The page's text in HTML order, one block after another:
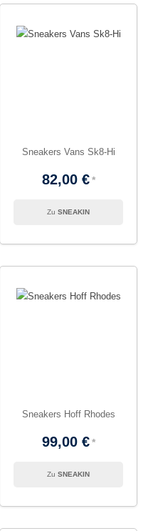
Sneakers Vans Sk8-Hi
82,00 €
SNEAKIN
Sneakers Hoff Rhodes
99,00 €
SNEAKIN